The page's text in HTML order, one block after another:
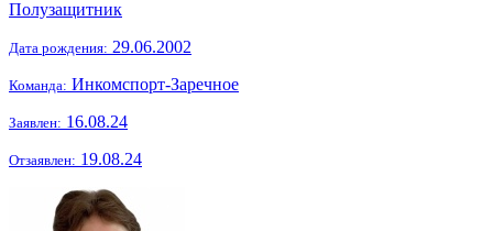
Полузащитник
Дата рождения: 29.06.2002
Команда: Инкомспорт-Заречное
Заявлен: 16.08.24
Отзаявлен: 19.08.24